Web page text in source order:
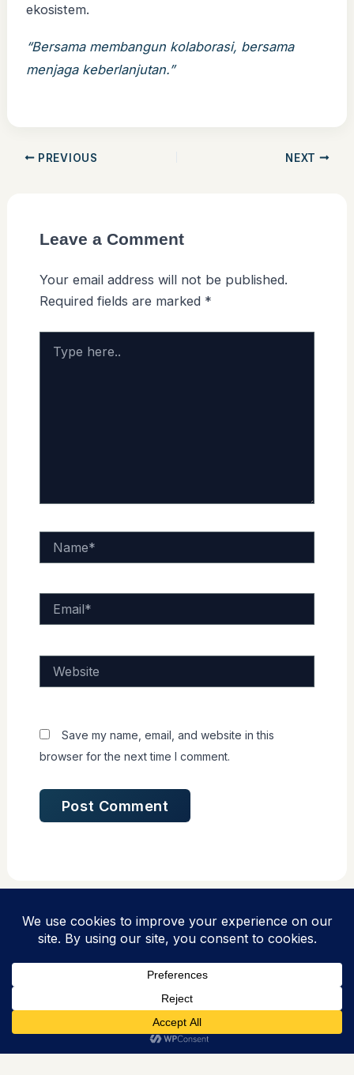
ekosistem.
“Bersama membangun kolaborasi, bersama
menjaga keberlanjutan.”
PREVIOUS NEXT
Leave a Comment
Your email address will not be published.
Required fields are marked *
here..
Save my name, email, and website in this
browser for the next time I comment.
Copyright © 2026 PPLH Puntondo